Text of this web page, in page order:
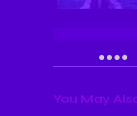
You May